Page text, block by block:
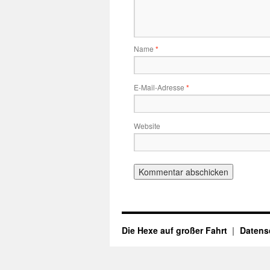
Name *
E-Mail-Adresse *
Website
Die Hexe auf großer Fahrt